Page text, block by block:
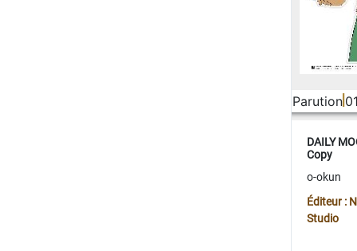
Parution
DAILY
Copy
o-okun
Éditeur :
Studio